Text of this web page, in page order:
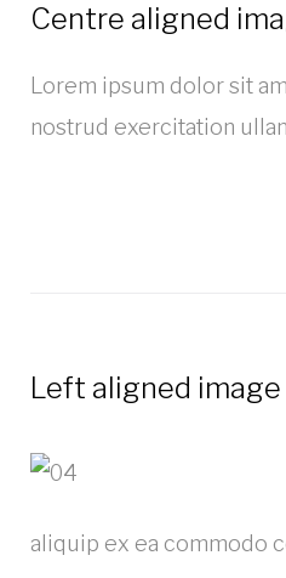
Centre aligned
Lorem ipsum dolor sit
nostrud exercitation
Left aligned image
aliquip ex ea commodo